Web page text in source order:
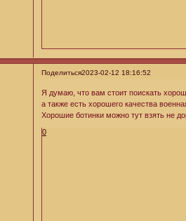
Поделиться2023-02-12 18:16:52
Я думаю, что вам стоит поискать
а также есть хорошего качества
Хорошие ботинки можно тут взять не
0